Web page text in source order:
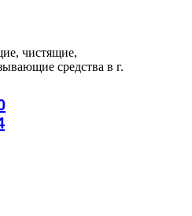
чистящие,
средства в г.